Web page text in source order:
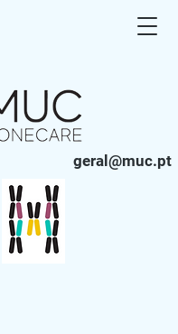
geral@muc.pt